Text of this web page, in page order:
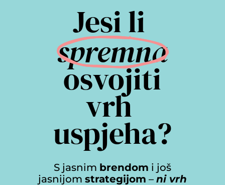
Jesi li
spremna
vrh
uspjeha?
S jasnim brendom i još
jasnijom strategijom – ni vrh